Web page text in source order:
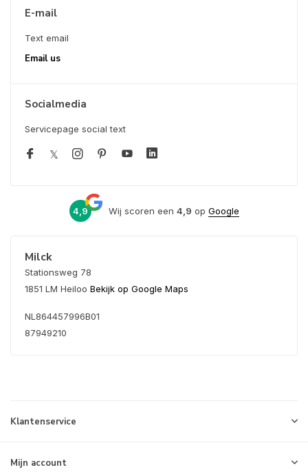
E-mail
Text email
Email us
Socialmedia
Servicepage social text
4,9 Wij scoren een 4,9 op Google
Milck
Stationsweg 78
1851 LM Heiloo Bekijk op Google Maps
NL864457996B01
87949210
Klantenservice
Mijn account